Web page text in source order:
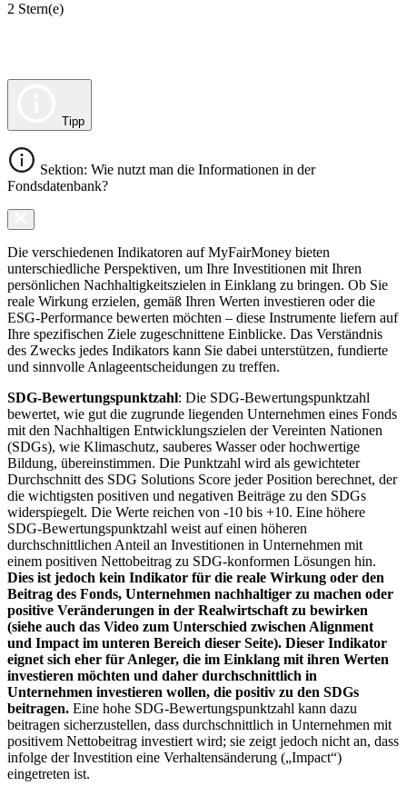
2 Stern(e)
Tipp
Sektion: Wie nutzt man die Informationen in der
Fondsdatenbank?
Die verschiedenen Indikatoren auf MyFairMoney bieten
unterschiedliche Perspektiven, um Ihre Investitionen mit Ihren
persönlichen Nachhaltigkeitszielen in Einklang zu bringen. Ob Sie
reale Wirkung erzielen, gemäß Ihren Werten investieren oder die
ESG-Performance bewerten möchten – diese Instrumente liefern auf
Ihre spezifischen Ziele zugeschnittene Einblicke. Das Verständnis
des Zwecks jedes Indikators kann Sie dabei unterstützen, fundierte
und sinnvolle Anlageentscheidungen zu treffen.
SDG-Bewertungspunktzahl: Die SDG-Bewertungspunktzahl
bewertet, wie gut die zugrunde liegenden Unternehmen eines Fonds
mit den Nachhaltigen Entwicklungszielen der Vereinten Nationen
(SDGs), wie Klimaschutz, sauberes Wasser oder hochwertige
Bildung, übereinstimmen. Die Punktzahl wird als gewichteter
Durchschnitt des SDG Solutions Score jeder Position berechnet, der
die wichtigsten positiven und negativen Beiträge zu den SDGs
widerspiegelt. Die Werte reichen von -10 bis +10. Eine höhere
SDG-Bewertungspunktzahl weist auf einen höheren
durchschnittlichen Anteil an Investitionen in Unternehmen mit
einem positiven Nettobeitrag zu SDG-konformen Lösungen hin.
Dies ist jedoch kein Indikator für die reale Wirkung oder den
Beitrag des Fonds, Unternehmen nachhaltiger zu machen oder
positive Veränderungen in der Realwirtschaft zu bewirken
(siehe auch das Video zum Unterschied zwischen Alignment
und Impact im unteren Bereich dieser Seite). Dieser Indikator
eignet sich eher für Anleger, die im Einklang mit ihren Werten
investieren möchten und daher durchschnittlich in
Unternehmen investieren wollen, die positiv zu den SDGs
beitragen. Eine hohe SDG-Bewertungspunktzahl kann dazu
beitragen sicherzustellen, dass durchschnittlich in Unternehmen mit
positivem Nettobeitrag investiert wird; sie zeigt jedoch nicht an, dass
infolge der Investition eine Verhaltensänderung („Impact“)
eingetreten ist.